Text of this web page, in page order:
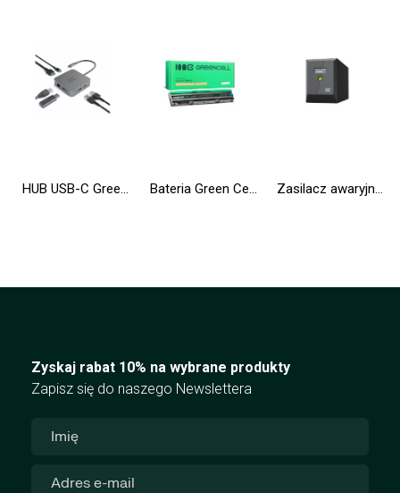
HUB USB-C Green Cell 6w1 (USB 3.0 HDMI Ethernet USB-C) Adapter do Apple MacBook, Dell XPS, Asus ZenBook i innych Bateria Green Cell 8858X T54FJ M5Y0X do Dell Latitude E5420 E5430 E5520 E5530 E6420 E6430 E6520 E6530 Zasilacz awaryjny UPS Greencell 2000VA 1200W PowerProof z wyświetlaczem LCD
Zyskaj rabat 10% na wybrane produkty
Zapisz się do naszego Newslettera